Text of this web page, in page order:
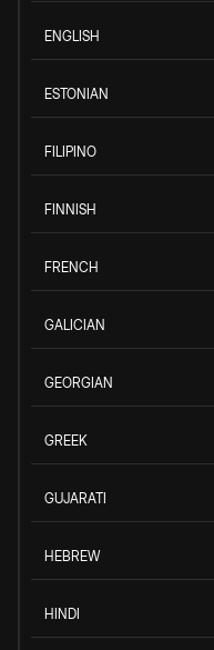
ENGLISH
ESTONIAN
FILIPINO
FINNISH
FRENCH
GALICIAN
GEORGIAN
GREEK
GUJARATI
HEBREW
HINDI